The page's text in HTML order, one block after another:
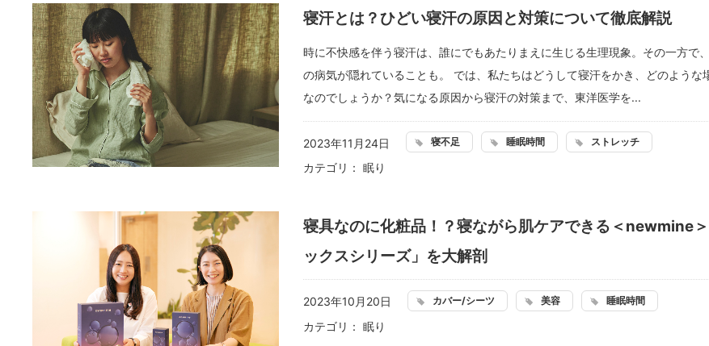
寝汗とは？ひどい寝汗の原因と対策について徹底解説
時に不快感を伴う寝汗は、誰にでもあたりまえに生じる生理現象。その一方で
の病気が隠れていることも。 では、私たちはどうして寝汗をかき、どのような
なのでしょうか？気になる原因から寝汗の対策まで、東洋医学を...
2023年11月24日 寝不足 睡眠時間 ストレッチ
カテゴリ： 眠り
寝具なのに化粧品！？寝ながら肌ケアできる＜newmine
ックスシリーズ」を大解剖
2023年10月20日 カバー/シーツ 美容 睡眠時間
カテゴリ： 眠り